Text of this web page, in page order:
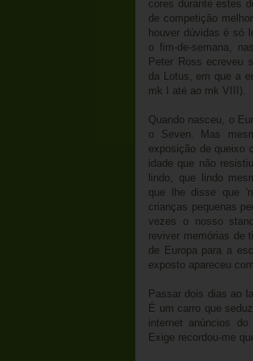
cores durante estes
de competição
houver dúvidas é só
o fim-de-semana,
Peter Ross ecreveu
da Lotus, em que a
mk I até ao mk VIII).
Quando nasceu, o
o Seven. Mas
exposição de queixo
idade que não
lindo, que lindo
que lhe disse que
crianças pequenas
vezes o nosso
reviver memórias de
de Europa para a
exposto apareceu
Passar dois dias ao
É um carro que
internet anúncios
Exige recordou-me